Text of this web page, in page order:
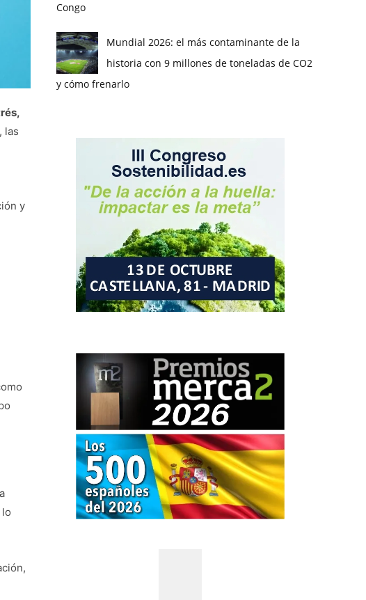
las
y
lo
Congo
Mundial 2026: el más contaminante de la
historia con 9 millones de toneladas de CO2
y cómo frenarlo